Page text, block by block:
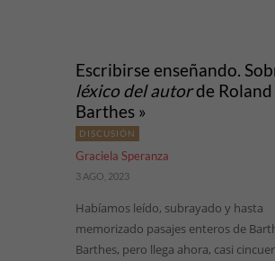
Escribirse enseñando.
léxico del autorde Roland
Barthes »
DISCUSIÓN
Graciela Speranza
3 AGO, 2023
Habíamos leído, subrayado y hasta
memorizado pasajes enteros de
Barthes, pero llega ahora, casi